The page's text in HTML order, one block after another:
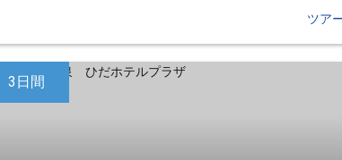
ツア
3日間